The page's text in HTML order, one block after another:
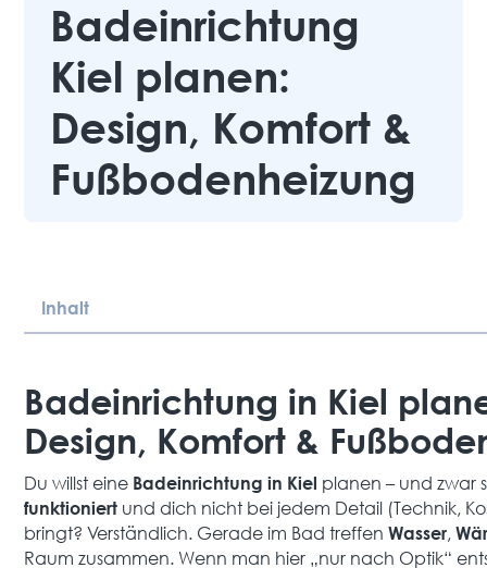
Badeinrichtung
Kiel planen:
Design, Komfort &
Fußbodenheizung
Inhalt
Badeinrichtung in Kiel
Design, Komfort &
Du willst eine Badeinrichtung in Kiel planen – und zwar
funktioniert und dich nicht bei jedem Detail (Technik,
bringt? Verständlich. Gerade im Bad treffenWasser,
Raum zusammen. Wenn man hier „nur nach Optik“